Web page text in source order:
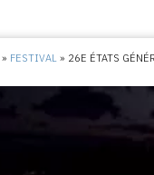
» FESTIVAL » 26E ÉTATS